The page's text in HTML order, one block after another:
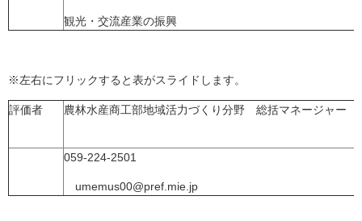
観光・交流産業の振興
※左右にフリックすると表がスライドします。
評価者 農林水産商工部地域活力づくり分野 総括マネージャー
059-224-2501
umemus00@pref.mie.jp